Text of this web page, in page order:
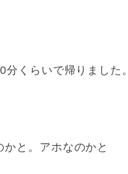
くらいで帰りました。
と。アホなのかと